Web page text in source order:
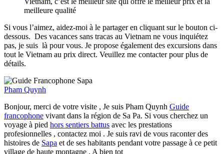
meilleure qualité
Si vous l’aimez, aidez-moi à le partager en cliquant sur le bouton ci-
dessous. Des vacances sans tracas au Vietnam ne vous inquiétez
pas, je suis là pour vous. Je propose également des excursions dans
tout le Vietnam au prix direct. Veuillez me contacter pour plus de
détails.
Pham Quynh
Bonjour, merci de votre visite , Je suis Pham Quynh Guide
francophone vivant dans la région de Sa Pa. Si vous cherchez un
voyage à pied hors sentiers battus avec les prestations
profesionnelles , contactez moi . Je suis ravi de vous raconter des
histoires de Sapa et de ses habitants pendant votre passage à ce petit
village de haute montagne . A bien tot